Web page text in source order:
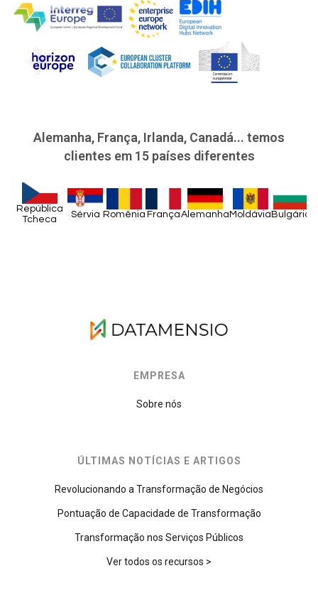
Alemanha, França, Irlanda, Canadá... temos
clientes em 15 países diferentes
República
Tcheca
Sérvia Romênia FrançaAlemanhaMoldáviaBulgária
EMPRESA
Sobre nós
ÚLTIMAS NOTÍCIAS E ARTIGOS
Revolucionando a Transformação de Negócios
Pontuação de Capacidade de Transformação
Transformação nos Serviços Públicos
Ver todos os recursos >